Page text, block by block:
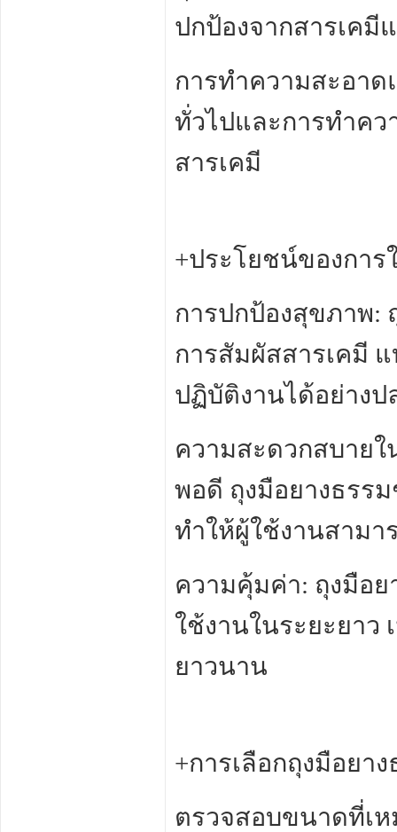
ปกป้องจากสารเคมี
การทำความสะอาด
ทั่วไปและการทำคว
สารเคมี
+ประโยชน์ของการ
การปกป้องสุขภาพ:
การสัมผัสสารเคมี
ปฏิบัติงานได้อย่างป
ความสะดวกสบาย
พอดี ถุงมือยางธรร
ทำให้ผู้ใช้งานสาม
ความคุ้มค่า: ถุงมือ
ใช้งานในระยะยาว
ยาวนาน
+การเลือกถุงมือยา
ตรวจสอบขนาดที่เ